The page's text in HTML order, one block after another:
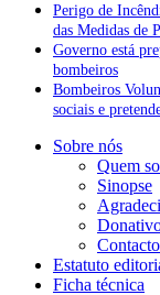
Perigo de
das Medidas de
Governo está
bombeiros
Bombeiros
sociais e
Sobre nós
Quem
Sinopse
Estatuto
Ficha técnica